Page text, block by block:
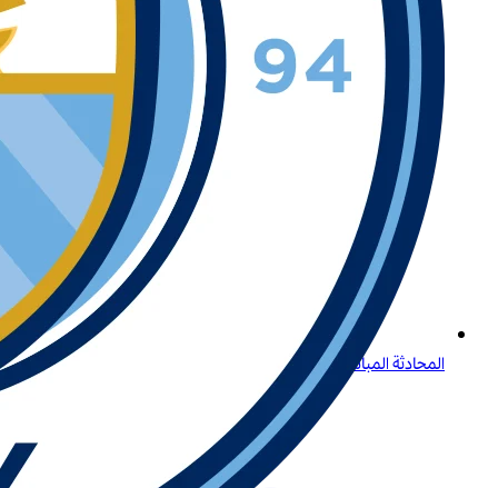
المحادثة المباشرة وتسجيل الدخول لدى بيتواي: دليل شامل